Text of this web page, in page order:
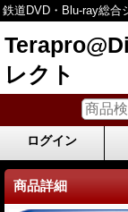
鉄道DVD・Blu-ray総合
レクト
ログイン
商品詳細